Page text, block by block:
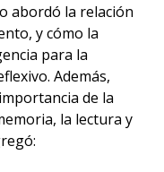
abordó la relación
y cómo la
para la
Además,
de la
la lectura y